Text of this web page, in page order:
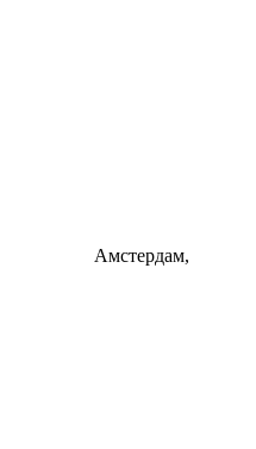
Амстердам,